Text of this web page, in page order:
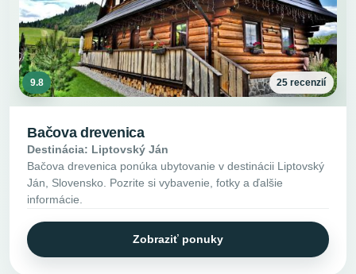
9.8 25 recenzií
Bačova drevenica
Destinácia: Liptovský Ján
Bačova drevenica ponúka ubytovanie v destinácii Liptovský
Ján, Slovensko. Pozrite si vybavenie, fotky a ďalšie
informácie.
Zobraziť ponuky